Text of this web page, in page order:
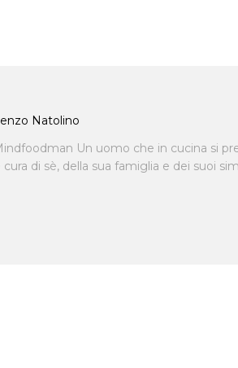
Natolino
Un uomo che in cucina si
di sè, della sua famiglia e dei suoi